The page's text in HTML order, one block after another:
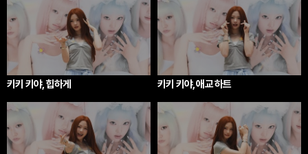
키키 키야, 힙하게 키키 키야, 애교 하트